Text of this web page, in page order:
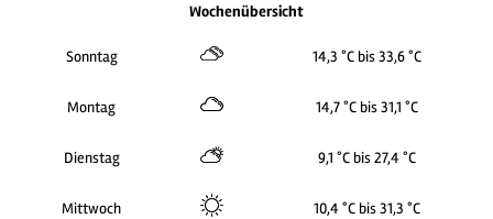
Wochenübersicht
Sonntag 14,3 °C bis 33,6 °C
Montag 14,7 °C bis 31,1 °C
Dienstag 9,1 °C bis 27,4 °C
Mittwoch 10,4 °C bis 31,3 °C